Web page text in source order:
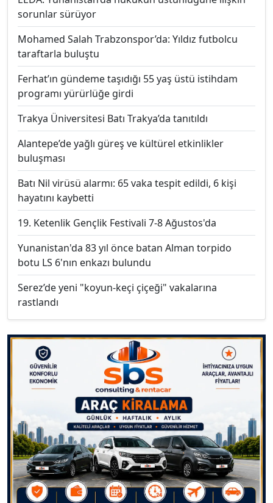
sorunlar sürüyor
Mohamed Salah Trabzonspor’da: Yıldız futbolcu
taraftarla buluştu
Ferhat’ın gündeme taşıdığı 55 yaş üstü istihdam
programı yürürlüğe girdi
Trakya Üniversitesi Batı Trakya’da tanıtıldı
Alantepe’de yağlı güreş ve kültürel etkinlikler
buluşması
Batı Nil virüsü alarmı: 65 vaka tespit edildi, 6 kişi
hayatını kaybetti
19. Ketenlik Gençlik Festivali 7-8 Ağustos'da
Yunanistan'da 83 yıl önce batan Alman torpido
botu LS 6'nın enkazı bulundu
Serez’de yeni "koyun-keçi çiçeği" vakalarına
rastlandı